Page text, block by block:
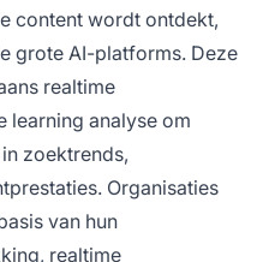
content wordt ontdekt,
grote AI-platforms. Deze
realtime
learning analyse om
zoektrends,
Organisaties
van hun
realtime